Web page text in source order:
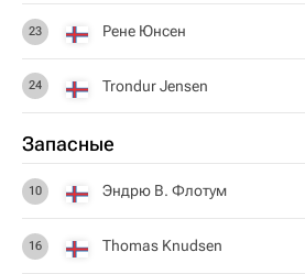
23 Рене Юнсен
24 Trondur Jensen
Запасные
10 Эндрю В. Флотум
16 Thomas Knudsen